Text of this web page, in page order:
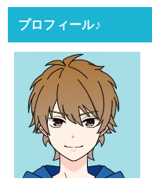
プロフィール♪